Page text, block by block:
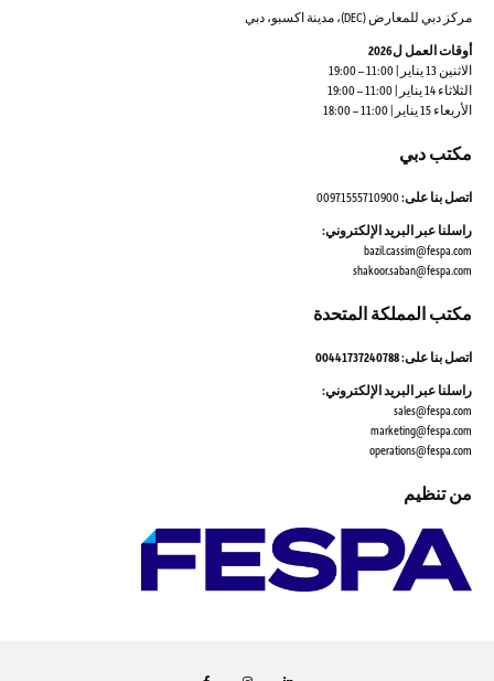
مركز دبي للمعارض (DEC)، مدينة اكسبو، دبي
أوقات العمل ل2026
الاثنين 13 يناير | 11:00 – 19:00
الثلاثاء 14 يناير | 11:00 – 19:00
الأربعاء 15 يناير | 11:00 – 18:00
مكتب دبي
اتصل بنا على:
راسلنا عبر البريد الإلكتروني:
bazil.cassim@fespa.com
shakoor.saban@fespa.com
مكتب المملكة المتحدة
اتصل بنا على: 00441737240788
راسلنا عبر البريد الإلكتروني:
sales@fespa.com
marketing@fespa.com
​operations@fespa.com
من تنظيم